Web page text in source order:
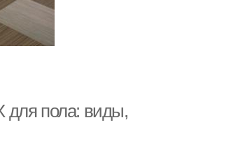
для пола: виды,